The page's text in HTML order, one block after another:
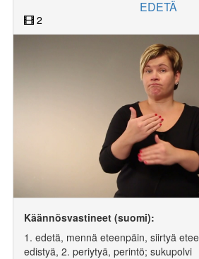
EDETÄ
2
Käännösvastineet (suomi):
1. edetä, mennä eteenpäin, siirtyä
edistyä, 2. periytyä, perintö; sukupolvi